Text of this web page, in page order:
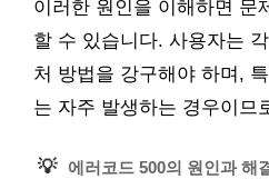
이러한 원인을 이해하면 문
할 수 있습니다. 사용자는
처 방법을 강구해야 하며,
는 자주 발생하는 경우이므
💡 에러코드 500의 원인과 해